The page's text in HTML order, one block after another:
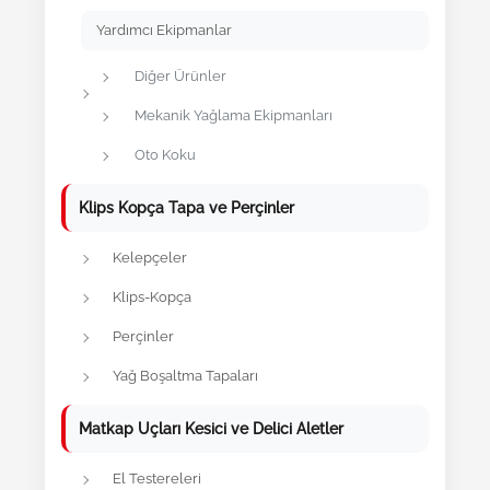
Yardımcı Ekipmanlar
Diğer Ürünler
Mekanik Yağlama Ekipmanları
Oto Koku
Klips Kopça Tapa ve Perçinler
Kelepçeler
Klips-Kopça
Perçinler
Yağ Boşaltma Tapaları
Matkap Uçları Kesici ve Delici Aletler
El Testereleri